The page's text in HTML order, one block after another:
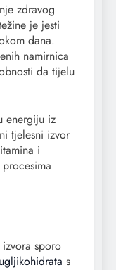
zdravog
je jesti
dana.
namirnica
da tijelu
energiju iz
tjelesni izvor
i
sporo
ugljikohidrata s